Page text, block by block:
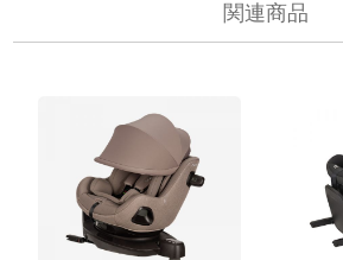
関連商品